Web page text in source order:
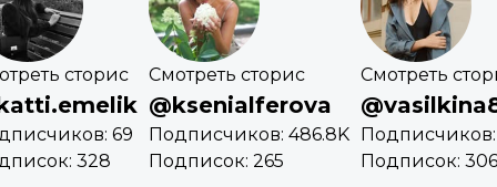
сторис
69
328
Смотреть сторис
@ksenialferova
Подписчиков: 486.8K
Подписок: 265
Смотреть
Подписчиков:
Подписок: 306